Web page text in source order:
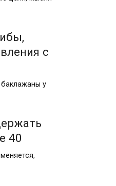
с
у
40